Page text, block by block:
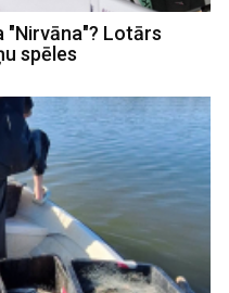
"Nirvāna"? Lotārs
spēles